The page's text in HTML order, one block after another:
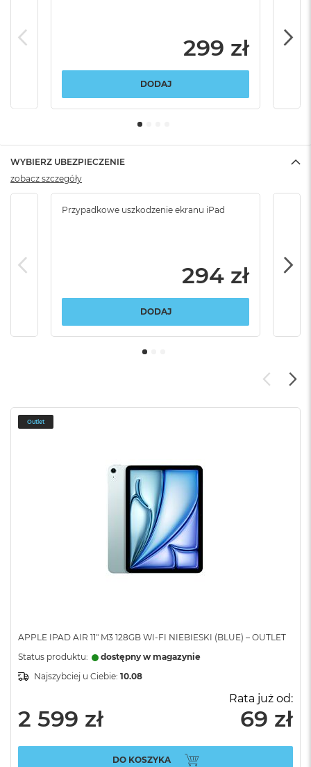
299 zł
DODAJ
WYBIERZ UBEZPIECZENIE
Przypadkowe uszkodzenie ekranu iPad
294 zł
DODAJ
zobacz szczegóły
Outlet
APPLE IPAD AIR 11" M3 128GB WI-FI NIEBIESKI (BLUE) – OUTLET
Status produktu:
dostępny w magazynie
Najszybciej u Ciebie: 10.08
2 599 zł
Rata już od:
69 zł
DO KOSZYKA